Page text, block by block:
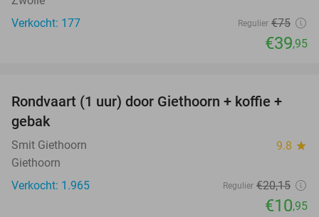
Verkocht: 177
Regulier €75
€39,95
46%
Rondvaart (1 uur) door Giethoorn + koffie +
gebak
Smit Giethoorn 9.8 star
Giethoorn
Verkocht: 1.965
Regulier €20,15
€10,95